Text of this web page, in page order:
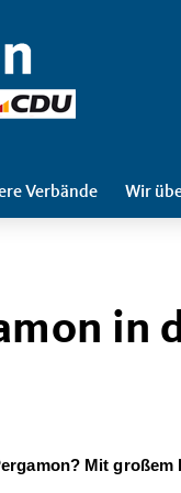
Verbände Wir
in
Mit